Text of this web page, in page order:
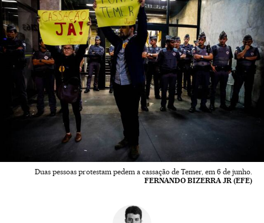
Duas pessoas protestam pedem a cassação de Temer, em 6 de junho.
FERNANDO BIZERRA JR (EFE)